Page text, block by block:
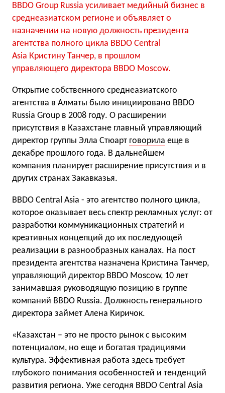
BBDO Group Russia усиливает медийный бизнес в
среднеазиатском регионе и объявляет о
назначении на новую должность президента
агентства полного цикла BBDO Central
Asia Кристину Танчер, в прошлом
управляющего директора BBDO Moscow.
Открытие собственного среднеазиатского
агентства в Алматы было инициировано BBDO
Russia Group в 2008 году. О расширении
присутствия в Казахстане главный управляющий
директор группы Элла Стюарт говорила еще в
декабре прошлого года. В дальнейшем
компания планирует расширение присутствия и в
других странах Закавказья.
BBDO Central Asia - это агентство полного цикла,
которое оказывает весь спектр рекламных услуг: от
разработки коммуникационных стратегий и
креативных концепций до их последующей
реализации в разнообразных каналах. На пост
президента агентства назначена Кристина Танчер,
управляющий директор BBDO Moscow, 10 лет
занимавшая руководящую позицию в группе
компаний BBDO Russia. Должность генерального
директора займет Алена Киричок.
«Казахстан – это не просто рынок с высоким
потенциалом, но еще и богатая традициями
культура. Эффективная работа здесь требует
глубокого понимания особенностей и тенденций
развития региона. Уже сегодня BBDO Central Asia